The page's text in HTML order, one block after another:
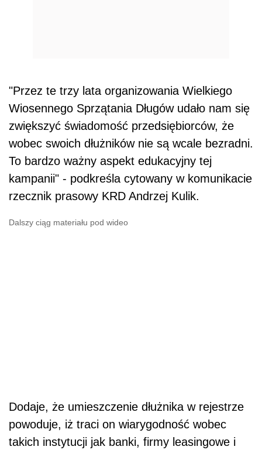
"Przez te trzy lata organizowania Wielkiego
Wiosennego Sprzątania Długów udało nam się
zwiększyć świadomość przedsiębiorców, że
wobec swoich dłużników nie są wcale bezradni.
To bardzo ważny aspekt edukacyjny tej
kampanii" - podkreśla cytowany w komunikacie
rzecznik prasowy KRD Andrzej Kulik.
Dalszy ciąg materiału pod wideo
Dodaje, że umieszczenie dłużnika w rejestrze
powoduje, iż traci on wiarygodność wobec
takich instytucji jak banki, firmy leasingowe i